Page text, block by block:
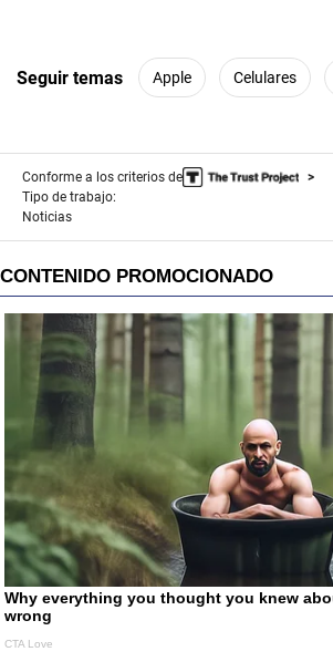
Seguir temas Apple Celulares
Conforme a los criterios de
Tipo de trabajo:
Noticias